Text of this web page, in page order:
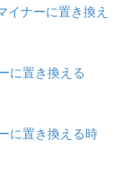
イナーに置き換え
に置き換える
に置き換える時